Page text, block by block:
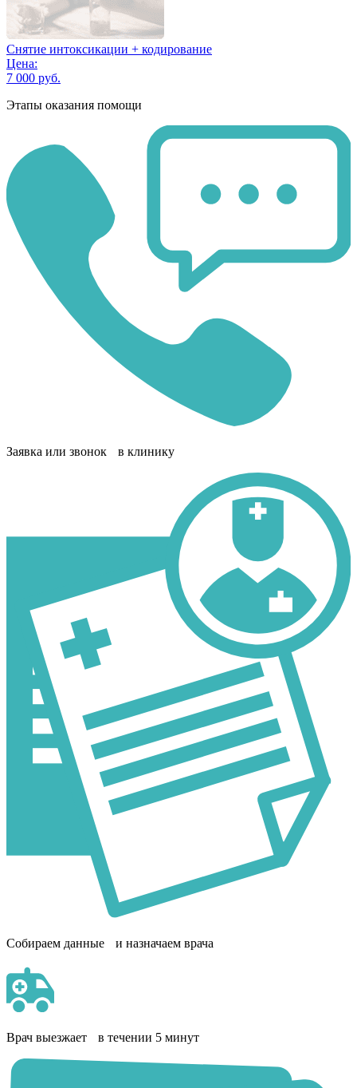
Снятие интоксикации + кодирование
Цена:
7 000 руб.
Этапы оказания помощи
Заявка или звонок в клинику
Собираем данные и назначаем врача
Врач выезжает в течении 5 минут